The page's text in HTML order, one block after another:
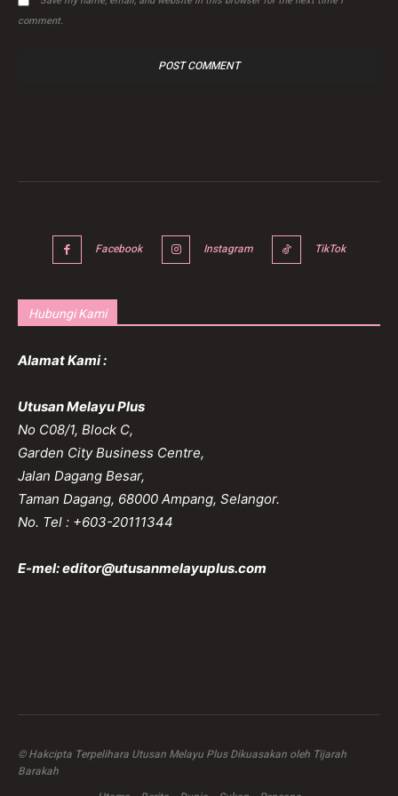
comment.
Facebook Instagram TikTok
Hubungi Kami
Alamat Kami :
Utusan Melayu Plus
No C08/1, Block C,
Garden City Business Centre,
Jalan Dagang Besar,
Taman Dagang, 68000 Ampang, Selangor.
No. Tel : +603-20111344
E-mel:editor@utusanmelayuplus.com
© Hakcipta Terpelihara Utusan Melayu Plus Dikuasakan oleh Tijarah
Barakah